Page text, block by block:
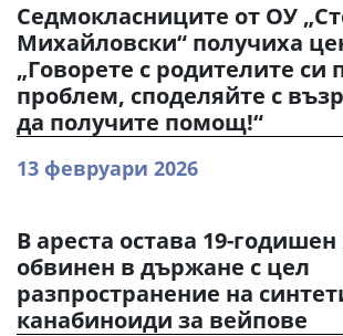
Седмокласниците от ОУ
Михайловски“ получиха
„Говорете с родителите си
проблем, споделяйте с
да получите помощ!“
13 февруари 2026
В ареста остава 19-
обвинен в държане с цел
разпространение на
канабиноиди за вейпове